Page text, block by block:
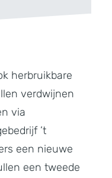
herbruikbare
verdwijnen
via
’t
een nieuwe
een tweede